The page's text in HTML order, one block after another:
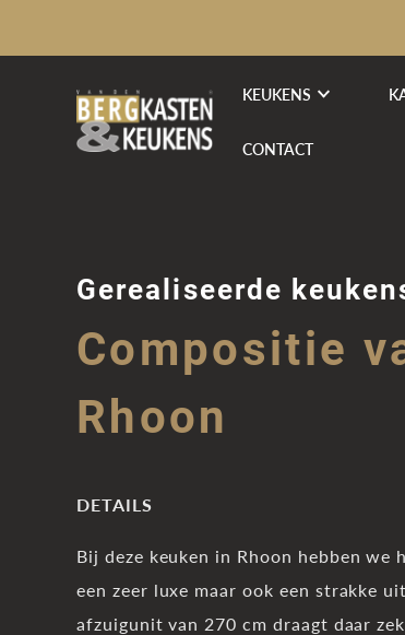
KEUKENS
CONTACT
Gerealiseerde
Compositie
Rhoon
DETAILS
Bij deze keuken in Rhoon hebben
een zeer luxe maar ook een strakke
afzuigunit van 270 cm draagt daar